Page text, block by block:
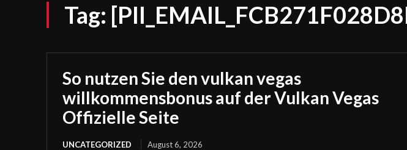
Tag:
So nutzen Sie den vulkan vegas
willkommensbonus auf der Vulkan Vegas
Offizielle Seite
UNCATEGORIZED August 6, 2026